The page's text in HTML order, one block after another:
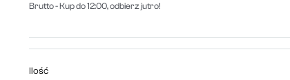
Brutto- Kup do 12:00, odbierz jutro!
Ilość